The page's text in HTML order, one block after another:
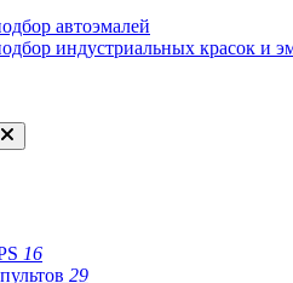
автоэмалей
индустриальных красок и
16
29